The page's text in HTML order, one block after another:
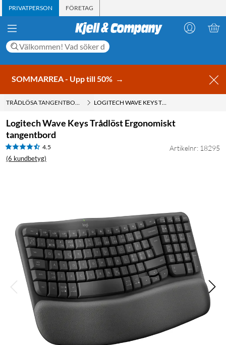
PRIVATPERSON FÖRETAG
SOMMARREA - Upp till 50% →
TRÅDLÖSA TANGENTBORD LOGITECH WAVE KEYS TRÅDLÖST ERGONOMISKT TANGENTBORD
Logitech Wave Keys Trådlöst Ergonomiskt
tangentbord
4.5
(6 kundbetyg)
Artikelnr: 18295